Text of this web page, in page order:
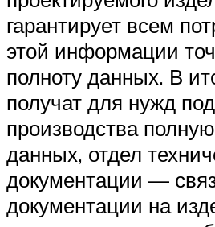
гарантирует всем
этой информации
полноту данных. В
получат для нужд
производства
данных, отдел
документации —
документации на